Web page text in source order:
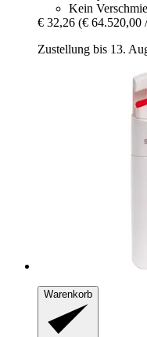
Kein
€ 32,26 (€ 64.520,00
Zustellung bis 13.
Warenkorb